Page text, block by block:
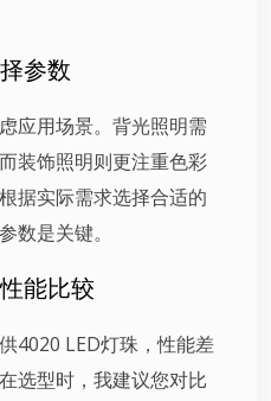
参数
应用场景。背光照明需
装饰照明则更注重色彩
据实际需求选择合适的
数是关键。
能比较
4020 LED灯珠，性能差
选型时，我建议您对比